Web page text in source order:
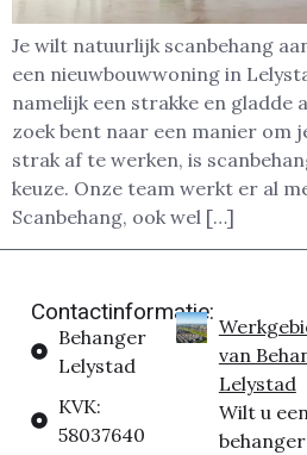
Je wilt natuurlijk scanbehang
een nieuwbouwwoning in
namelijk een strakke en gladde
zoek bent naar een manier om
strak af te werken, is
keuze. Onze team werkt er al
Scanbehang, ook wel […]
Contactinformatie:
Behanger
Lelystad
KVK:
58037640
van
Lelystad
Wilt u een
behanger